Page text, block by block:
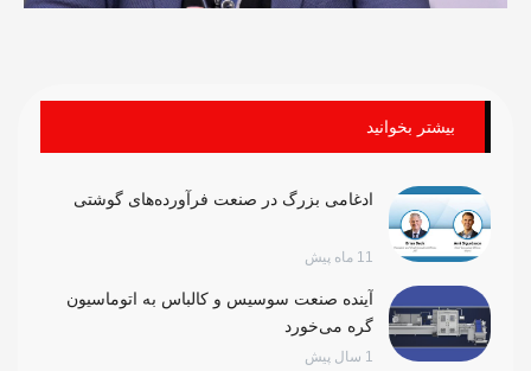
بیشتر بخوانید
ادغامی بزرگ در صنعت فرآورده‌های گوشتی
آینده صنعت سوسیس و کالباس به اتوماسیون
گره می‌خورد